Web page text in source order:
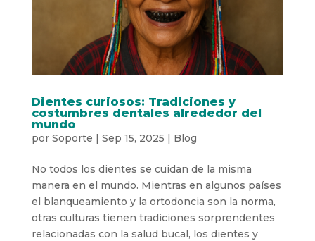
Dientes curiosos: Tradiciones y
costumbres dentales alrededor del
mundo
por Soporte | Sep 15, 2025 | Blog
No todos los dientes se cuidan de la misma
manera en el mundo. Mientras en algunos países
el blanqueamiento y la ortodoncia son la norma,
otras culturas tienen tradiciones sorprendentes
relacionadas con la salud bucal, los dientes y